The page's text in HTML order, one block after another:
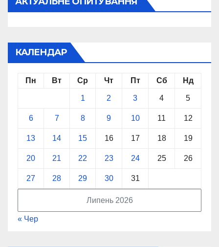
КАЛЕНДАР
Липень 2026
Пн Вт Ср Чт Пт Сб Нд
1 2 3 4 5
6 7 8 9 10 11 12
13 14 15 16 17 18 19
20 21 22 23 24 25 26
27 28 29 30 31
« Чер